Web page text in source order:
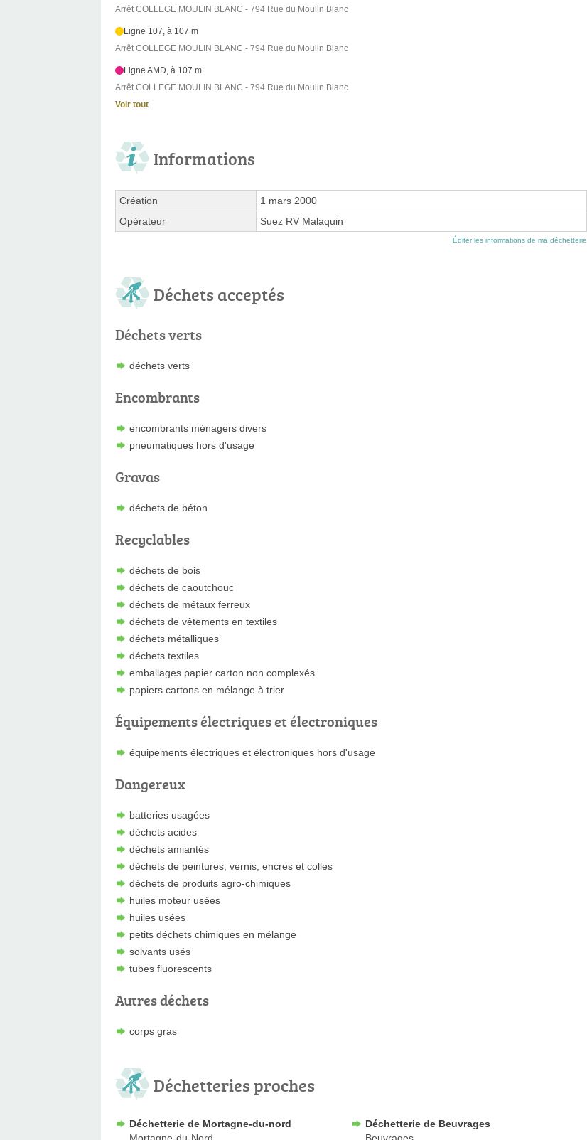
Arrêt COLLEGE MOULIN BLANC - 794 Rue du Moulin Blanc
Ligne 107, à 107 m
Arrêt COLLEGE MOULIN BLANC - 794 Rue du Moulin Blanc
Ligne AMD, à 107 m
Arrêt COLLEGE MOULIN BLANC - 794 Rue du Moulin Blanc
Voir tout
Informations
Création
1 mars 2000
Opérateur
Suez RV Malaquin
Éditer les informations de ma déchetterie
Déchets acceptés
Déchets verts
déchets verts
Encombrants
encombrants ménagers divers
pneumatiques hors d'usage
Gravas
déchets de béton
Recyclables
déchets de bois
déchets de caoutchouc
déchets de métaux ferreux
déchets de vêtements en textiles
déchets métalliques
déchets textiles
emballages papier carton non complexés
papiers cartons en mélange à trier
Équipements électriques et électroniques
équipements électriques et électroniques hors d'usage
Dangereux
batteries usagées
déchets acides
déchets amiantés
déchets de peintures, vernis, encres et colles
déchets de produits agro-chimiques
huiles moteur usées
huiles usées
petits déchets chimiques en mélange
solvants usés
tubes fluorescents
Autres déchets
corps gras
Déchetteries proches
Déchetterie de Mortagne-du-nord
Déchetterie de Beuvrages